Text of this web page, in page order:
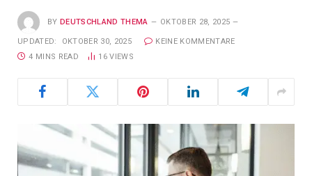
BY DEUTSCHLAND THEMA OKTOBER 28, 2025
UPDATED: OKTOBER 30, 2025
KEINE KOMMENTARE
4 MINS READ
16VIEWS